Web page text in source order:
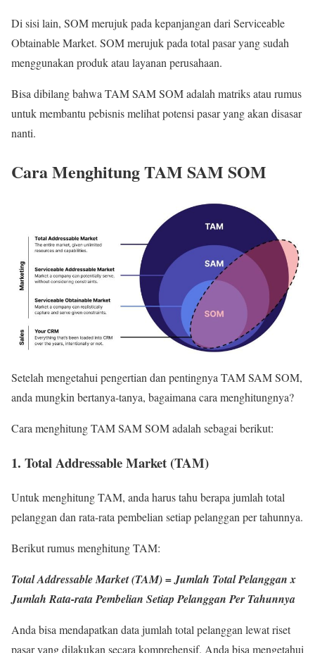
Di sisi lain, SOM merujuk pada kepanjangan dari Serviceable
Obtainable Market. SOM merujuk pada total pasar yang sudah
menggunakan produk atau layanan perusahaan.
Bisa dibilang bahwa TAM SAM SOM adalah matriks atau rumus
untuk membantu pebisnis melihat potensi pasar yang akan disasar
nanti.
Cara Menghitung TAM SAM SOM
Setelah mengetahui pengertian dan pentingnya TAM SAM SOM,
anda mungkin bertanya-tanya, bagaimana cara menghitungnya?
Cara menghitung TAM SAM SOM adalah sebagai berikut:
1. Total Addressable Market (TAM)
Untuk menghitung TAM, anda harus tahu berapa jumlah total
pelanggan dan rata-rata pembelian setiap pelanggan per tahunnya.
Berikut rumus menghitung TAM:
Total Addressable Market (TAM) = Jumlah Total Pelanggan x
Jumlah Rata-rata Pembelian Setiap Pelanggan Per Tahunnya
Anda bisa mendapatkan data jumlah total pelanggan lewat riset
pasar yang dilakukan secara komprehensif. Anda bisa mengetahui